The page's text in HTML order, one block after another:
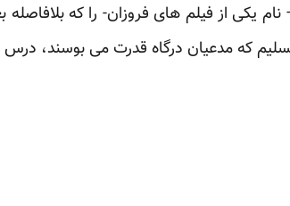
نام یکی از فیلم های فروزان- را که
که مدعیان درگاه قدرت می بوسند، درس